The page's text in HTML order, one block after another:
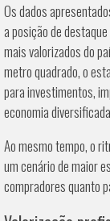
Os dados
a posição de
mais valorizados do
metro quadrado, o
para investimentos,
economia
Ao mesmo tempo, o
um cenário de maior
compradores quanto